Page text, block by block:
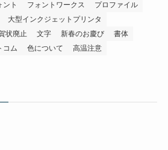
ント フォントワークス
プロファイル
大型インクジェットプリンタ
状廃止 文字 新春のお慶び
書体
コム 色について 高温注意